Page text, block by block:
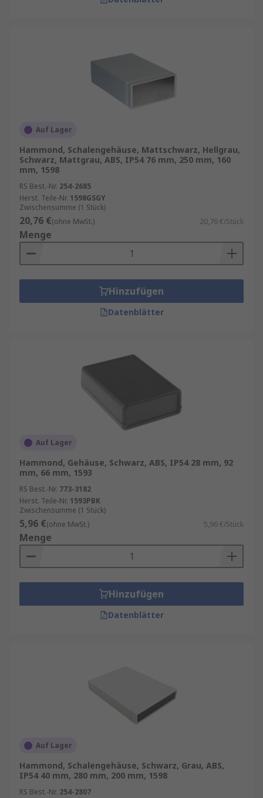
Auf Lager
Hammond, Schalengehäuse, Mattschwarz, Hellgrau,
Schwarz, Mattgrau, ABS, IP54 76 mm, 250 mm, 160
mm, 1598
RS Best.-Nr. 254-2685
Herst. Teile-Nr. 1598GSGY
Zwischensumme (1 Stück)
20,76 €(ohne MwSt.) 20,76 €/Stück
Menge
Hinzufügen
Datenblätter
Auf Lager
Hammond, Gehäuse, Schwarz, ABS, IP54 28 mm, 92
mm, 66 mm, 1593
RS Best.-Nr. 773-3182
Herst. Teile-Nr. 1593PBK
Zwischensumme (1 Stück)
5,96 €(ohne MwSt.) 5,96 €/Stück
Menge
Hinzufügen
Datenblätter
Auf Lager
Hammond, Schalengehäuse, Schwarz, Grau, ABS,
IP54 40 mm, 280 mm, 200 mm, 1598
RS Best.-Nr. 254-2807